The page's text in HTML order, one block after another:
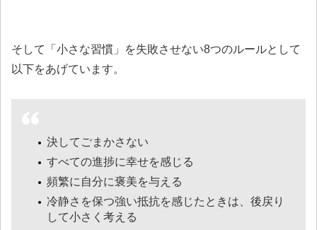
そして「小さな習慣」を失敗させない8つのルールとして
以下をあげています。
決してごまかさない
すべての進捗に幸せを感じる
頻繁に自分に褒美を与える
冷静さを保つ強い抵抗を感じたときは、後戻り
して小さく考える